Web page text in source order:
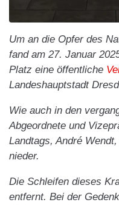
Um an die Opfer des
fand am 27. Januar
Platz eine öffentliche
Landeshauptstadt
Wie auch in den
Abgeordnete und
Landtags, André
nieder.
Die Schleifen dieses
entfernt. Bei der